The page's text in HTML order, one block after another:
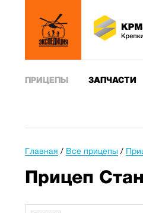
ПРИЦЕПЫ ЗАПЧАСТИ
Главная / Все прицепы /
Прицеп